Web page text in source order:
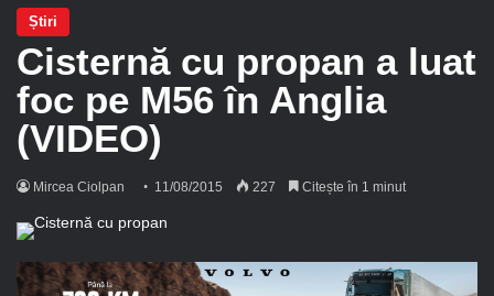
Știri
Cisternă cu propan a luat
foc pe M56 în Anglia
(VIDEO)
Mircea Ciolpan 11/08/2015 227 Citește în 1 minut